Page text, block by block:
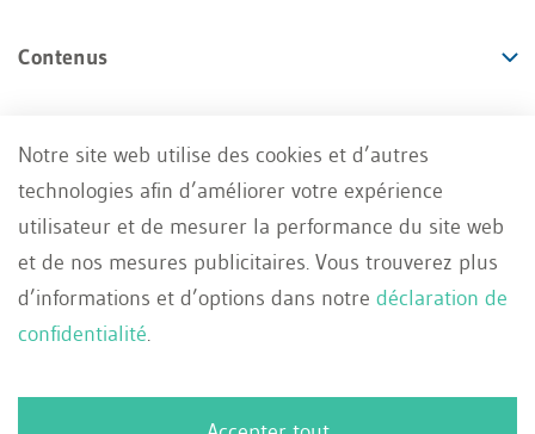
Contenus
Offres
Services
Impressum
Conditions générales
FR
Notre site web utilise des cookies et d’autres
technologies afin d’améliorer votre expérience
utilisateur et de mesurer la performance du site web
et de nos mesures publicitaires. Vous trouverez plus
d’informations et d’options dans notre déclaration de
confidentialité.